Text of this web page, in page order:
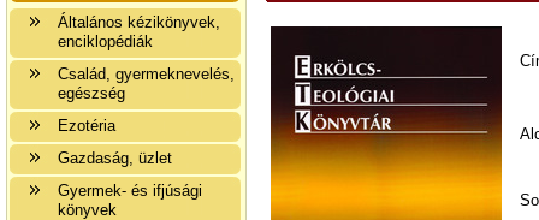
Általános kézikönyvek,
enciklopédiák
Család, gyermeknevelés,
egészség
Ezotéria
Gazdaság, üzlet
Gyermek- és ifjúsági
könyvek